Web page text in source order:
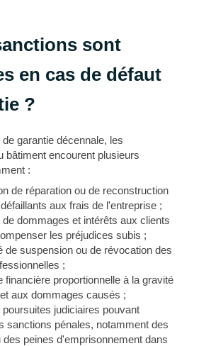
sont
en cas de défaut
?
garantie décennale, les
bâtiment encourent plusieurs
:
de réparation ou de reconstruction
aux frais de l'entreprise ;
de dommages et intérêts aux clients
les préjudices subis ;
de suspension ou de révocation des
;
financière proportionnelle à la gravité
aux dommages causés ;
poursuites judiciaires pouvant
sanctions pénales, notamment des
des peines d'emprisonnement dans